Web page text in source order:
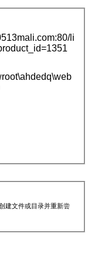
li
建文件或目录并重新尝